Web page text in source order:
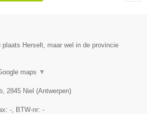
plaats Herselt, maar wel in de provincie
maps ▼
2845 Niel (Antwerpen)
- , BTW-nr: -